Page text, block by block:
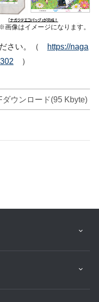
※画像はイメージになります。
さい。（
https://naga
）
ダウンロード(95 Kbyte)